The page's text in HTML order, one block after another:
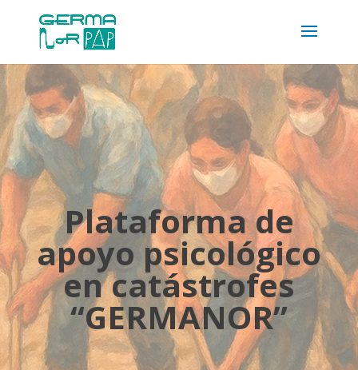
Plataforma de
apoyo psicológico
en catástrofes
“GERMANOR”